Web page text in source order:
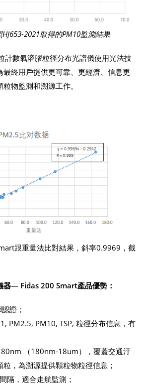
2021取得的PM10監測結果
數氣溶膠粒徑分布光譜儀使用光法技
終用戶提供更可靠、更經濟、信息更
物監測和溯源工作。
跟重量法比對結果，斜率0.9969，截
器— Fidas 200 Smart產品優勢：
證；
PM2.5, PM10, TSP, 粒徑分布信息，有
（180nm-18um），覆蓋交通汙
，為溯源提供顆粒物粒徑信息；
隔，適合走航監測；